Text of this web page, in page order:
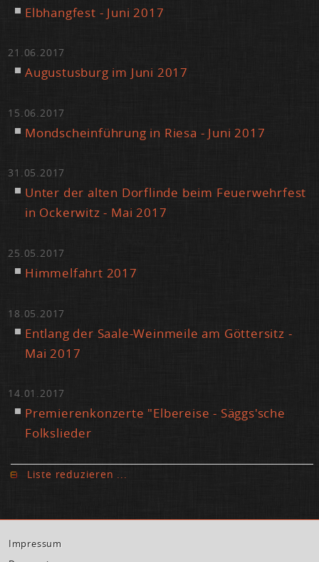
Elb­hang­fest - Ju­ni 2017
21.06.2017
Au­gus­tus­burg im Ju­ni 2017
15.06.2017
Mond­sch­ein­füh­rung in Rie­sa - Ju­ni 2017
31.05.2017
Un­ter der al­ten Dorf­lin­de beim Feu­er­wehr­fest
in Ocker­witz - Mai 2017
25.05.2017
Him­mel­fahrt 2017
18.05.2017
Ent­lang der Saa­le-Wein­mei­le am Göt­ter­sitz -
Mai 2017
14.01.2017
Pre­mie­ren­kon­zer­te "El­be­rei­se - Säggs'sche
Folk­s­lie­der
Lis­te re­du­zie­ren ...
Im­pres­sum